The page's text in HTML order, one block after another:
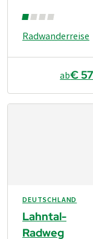
Radwanderreise
ab€
DEUTSCHLAND
Lahntal-
Radweg